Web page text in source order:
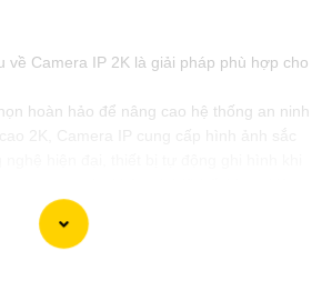
về Camera IP 2K là giải pháp phù hợp cho
hoàn hảo để nâng cao hệ thống an ninh
kết nối mạng linh hoạt giúp bạn dễ dàng
di động. Camera IP 2K là giải pháp hiệu